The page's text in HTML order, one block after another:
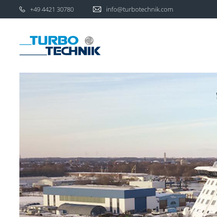
+49 4421 30780 info@turbotechnik.com